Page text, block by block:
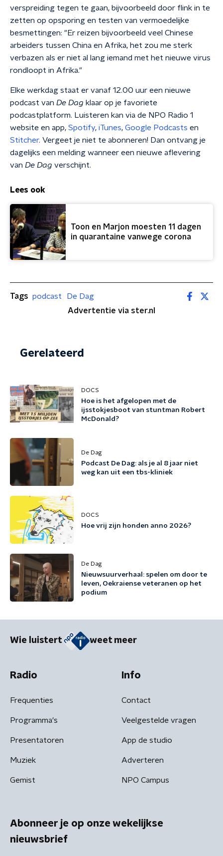
verspreiding tegen te gaan, bijvoorbeeld door flink in te
zetten op opsporing en testen van vermoedelijke
besmettingen: "Er reizen bijvoorbeeld veel Chinese
arbeiders tussen China en Afrika, het zou me sterk
verbazen als er niet al lang iemand met het nieuwe virus
rondloopt in Afrika."
Elke werkdag staat er vanaf 12.00 uur een nieuwe
podcast van De Dag klaar op je favoriete
podcastplatform. Luisteren kan via de NPO Radio 1
website en app, Spotify, iTunes, Google Podcasts en
Stitcher. Vergeet je niet te abonneren! Dan ontvang je
dagelijks een melding wanneer een nieuwe aflevering
van De Dag verschijnt.
Lees ook
Toon en Marjon moesten 11 dagen
in quarantaine vanwege corona
Tags podcast
De Dag
Advertentie via ster.nl
Gerelateerd
DOCS
Hoe is het afgelopen met de
ijsstokjesboot van stuntman Robert
McDonald?
De Dag
Podcast De Dag: als je al 8 jaar niet
weg kan uit een tbs-kliniek
DOCS
Hoe vrij zijn honden anno 2026?
De Dag
Nieuwsuurverhaal: spelen om door te
leven, Oekraiense veteranen op het
podium
Wie luistert weet meer
Radio
Frequenties
Programma's
Presentatoren
Muziek
Gemist
Info
Contact
Veelgestelde vragen
App de studio
Adverteren
NPO Campus
Abonneer je op onze wekelijkse
nieuwsbrief